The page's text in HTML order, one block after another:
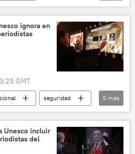
Occidente
ignora en
GMT
seguridad
(UPR)
periodistas
5 más
Unesco incluir
del